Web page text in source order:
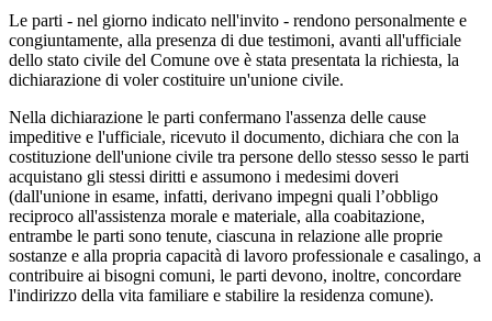
Le parti - nel giorno indicato nell'invito - rendono personalmente e
congiuntamente, alla presenza di due testimoni, avanti all'ufficiale
dello stato civile del Comune ove è stata presentata la richiesta, la
dichiarazione di voler costituire un'unione civile.
Nella dichiarazione le parti confermano l'assenza delle cause
impeditive e l'ufficiale, ricevuto il documento, dichiara che con la
costituzione dell'unione civile tra persone dello stesso sesso le parti
acquistano gli stessi diritti e assumono i medesimi doveri
(dall'unione in esame, infatti, derivano impegni quali l’obbligo
reciproco all'assistenza morale e materiale, alla coabitazione,
entrambe le parti sono tenute, ciascuna in relazione alle proprie
sostanze e alla propria capacità di lavoro professionale e casalingo, a
contribuire ai bisogni comuni, le parti devono, inoltre, concordare
l'indirizzo della vita familiare e stabilire la residenza comune).